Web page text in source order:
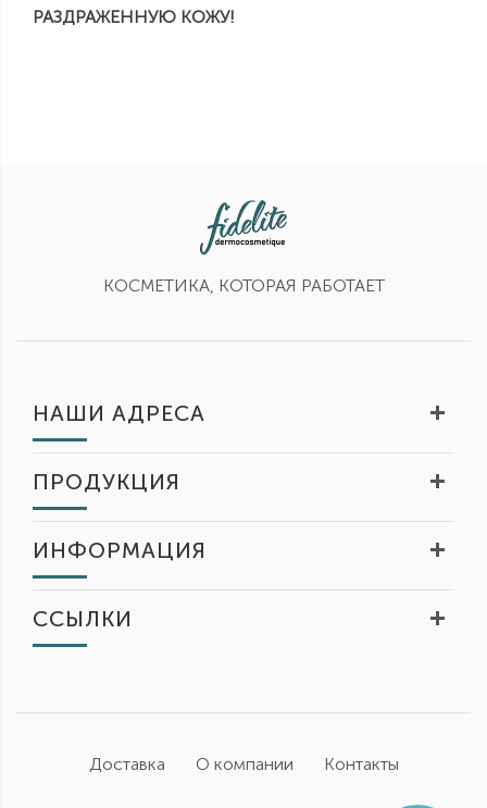
РАЗДРАЖЕННУЮ КОЖУ!
КОСМЕТИКА, КОТОРАЯ РАБОТАЕТ
НАШИ АДРЕСА
ПРОДУКЦИЯ
ИНФОРМАЦИЯ
ССЫЛКИ
Доставка О компании Контакты